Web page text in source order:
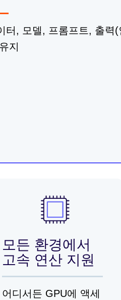
터, 모델, 프롬프트, 출력
지
모든 환경에서
고속 연산 지원
어디서든 GPU에 액세